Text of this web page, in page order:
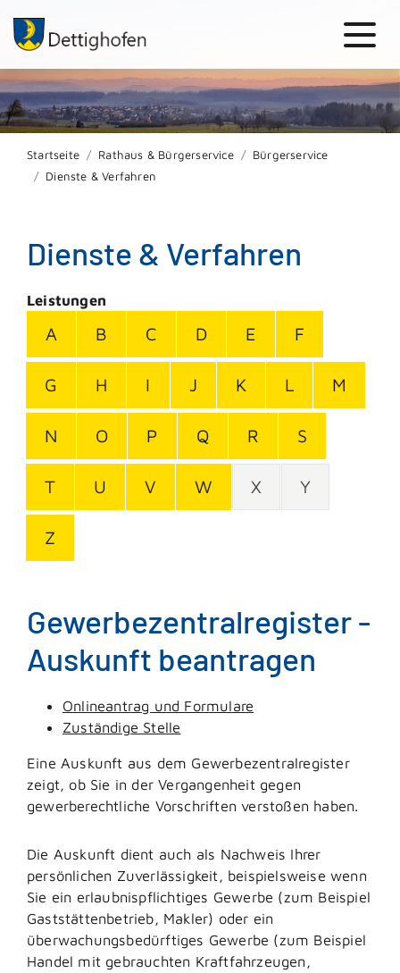
Startseite Rathaus & Bürgerservice
Bürgerservice
Dienste & Verfahren
Dienste & Verfahren
Leistungen
A B C D E F
G H I J K L M
N O P Q R S
T U V W X Y
Z
Gewerbezentralregister -
Auskunft beantragen
Onlineantrag und Formulare
Zuständige Stelle
Eine Auskunft aus dem Gewerbezentralregister
zeigt, ob Sie in der Vergangenheit gegen
gewerberechtliche Vorschriften verstoßen haben.
Die Auskunft dient auch als Nachweis Ihrer
persönlichen Zuverlässigkeit, beispielsweise wenn
Sie ein erlaubnispflichtiges Gewerbe (zum Beispiel
Gaststättenbetrieb, Makler) oder ein
überwachungsbedürftiges Gewerbe (zum Beispiel
Handel mit gebrauchten Kraftfahrzeugen,